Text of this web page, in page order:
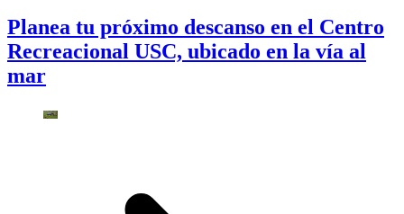
Planea tu próximo descanso en el Centro
Recreacional USC, ubicado en la vía al
mar